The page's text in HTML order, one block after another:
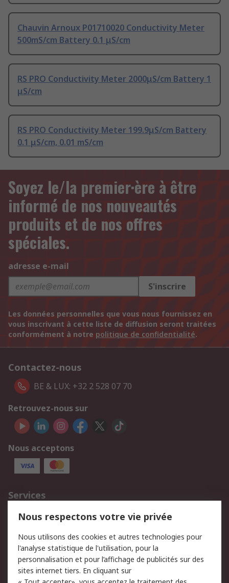
Chauvin Arnoux P01710020 Conductivity Meter
500mS/cm Battery 0.1 μS/cm
RS PRO Conductivity Meter 2000μS/cm Battery 1
μS/cm
RS PRO Conductivity Meter 199.9μS/cm Battery
0.1 μS/cm, 0.01 mS/cm
Soyez le/la premier·ère à être
informé de nos nouveautés
produits et de nos offres
spéciales.
adresse e-mail
S'inscrire
Les données personnelles que vous nous fournissez en
vous inscrivant à cette liste de diffusion seront traitées
conformément à notre politique de confidentialité.
Contactez-nous
BE & LUX: +32 2 528 07 70
Retrouvez-nous sur
Nous acceptons
Services
750.000 produits
2.500 marques
Retours
Support technique
Track & trace
Nous respectons votre vie privée
Nous utilisons des cookies et autres technologies pour
l'analyse statistique de l'utilisation, pour la
personnalisation et pour l’affichage de publicités sur des
sites internet tiers. En cliquant sur